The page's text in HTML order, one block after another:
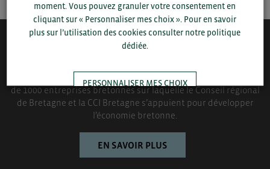
QUI-SOMMES NOUS ?
de 1000 entreprises bretonnes sur laquelle le Conseil régional
de Bretagne et la CCI Bretagne s’appuient pour développer
l’économie bretonne.
EN SAVOIR PLUS
moment. Vous pouvez granuler votre consentement en
cliquant sur « Personnaliser mes choix ». Pour en savoir
plus sur l’utilisation des cookies consulter notre politique
dédiée.
PERSONNALISER MES CHOIX
TOUT ACCEPTER